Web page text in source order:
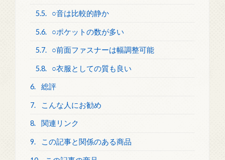
5.5. ○音は比較的静か
5.6. ○ポケットの数が多い
5.7. ○前面ファスナーは幅調整可能
5.8. ○衣服としての質も良い
6. 総評
7. こんな人にお勧め
8. 関連リンク
9. この記事と関係のある商品